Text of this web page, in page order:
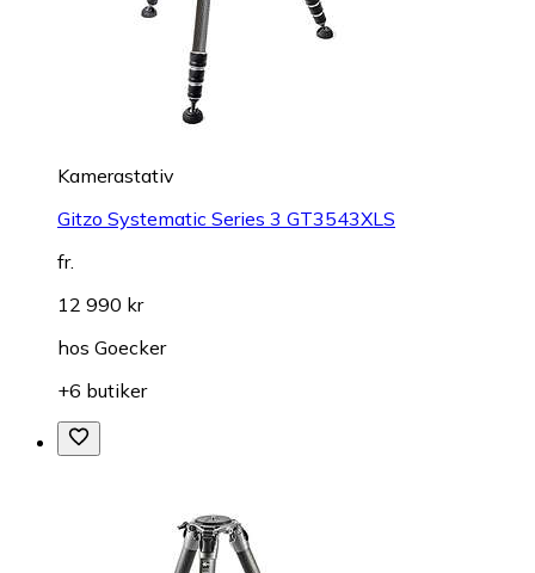
Kamerastativ
Gitzo Systematic Series 3 GT3543XLS
fr.
12 990 kr
hos Goecker
+6 butiker